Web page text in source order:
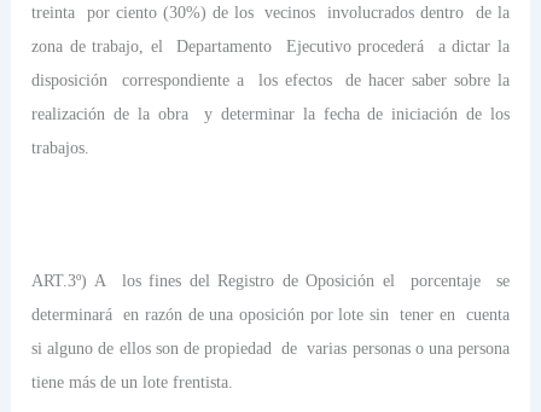
treinta
por ciento (30%) de los vecinos involucrados dentro
de la
zona de trabajo, el
Departamento Ejecutivo procederá
a dictar la
disposición
correspondiente a los efectos
de hacer saber sobre la
realización de la obra
y determinar la fecha de iniciación de los
trabajos.
ART.3º) A los fines del Registro de Oposición el porcentaje
se
determinará
en razón de una oposición por lote sin tener en
cuenta
si alguno de ellos son de propiedad de varias personas o una persona
tiene más de un lote frentista.